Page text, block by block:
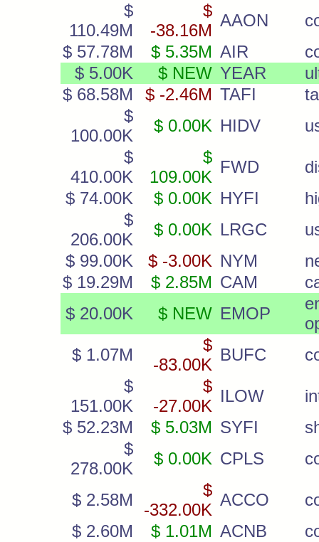
$
110.49M
$
-38.16M
AAON
$ 57.78M
$ 5.35M AIR
$ 5.00K
$ NEW YEAR
$ 68.58M
$ -2.46M TAFI
$
100.00K
$ 0.00K HIDV
$
410.00K
$
109.00K
FWD
$ 74.00K
$ 0.00K HYFI
$
206.00K
$ 0.00K LRGC
$ 99.00K
$ -3.00K NYM
$ 19.29M
$ 2.85M CAM
$ 20.00K
$ NEW EMOP
$ 1.07M
$
-83.00K
BUFC
$
151.00K
$
-27.00K
ILOW
$ 52.23M
$ 5.03M SYFI
$
278.00K
$ 0.00K CPLS
$ 2.58M
$
-332.00K
ACCO
$ 2.60M
$ 1.01M ACNB